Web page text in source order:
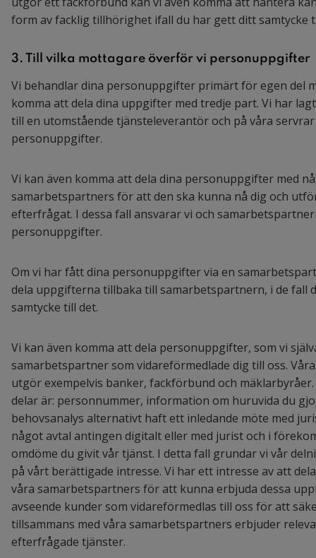
form av facklig tillhörighet ifall du har gett ditt samtycke
3. Till vilka mottagare överför vi personuppgifter
Vi behandlar dina personuppgifter primärt för egen del
komma att dela dina uppgifter med tredje part. Vi har
till en utomstående tjänsteleverantör och på våra
personuppgifter.
Vi kan även komma att dela dina personuppgifter med
samarbetspartners för att den ska kunna nå dig och
efterfrågat. I dessa fall ansvarar vi och
personuppgifter.
Om vi har fått dina personuppgifter via en
dela uppgifterna tillbaka till samarbetspartnern, i de fall
samtycke till det.
Vi kan även komma att dela personuppgifter, som vi
samarbetspartner som vidareförmedlade dig till oss.
utgör exempelvis banker, fackförbund och
delar är: personnummer, information om huruvida du
behovsanalys alternativt haft ett inledande möte med
något avtal antingen digitalt eller med jurist och i
omdöme du givit vår tjänst. I detta fall grundar vi vår
på vårt berättigade intresse. Vi har ett intresse av att
våra samarbetspartners för att kunna erbjuda dessa
avseende kunder som vidareförmedlas till oss för att
tillsammans med våra samarbetspartners erbjuder
efterfrågade tjänster.